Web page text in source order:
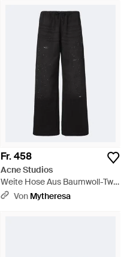
Fr. 458
Acne Studios
Weite Hose Aus Baumwoll-Twill
- Schwarz
Von Mytheresa